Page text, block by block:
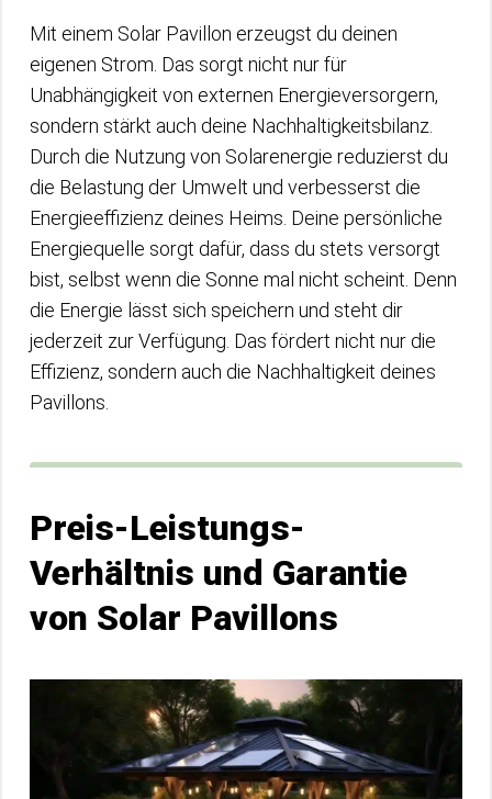
Mit einem Solar Pavillon erzeugst du deinen
eigenen Strom. Das sorgt nicht nur für
Unabhängigkeit von externen Energieversorgern,
sondern stärkt auch deine Nachhaltigkeitsbilanz.
Durch die Nutzung von Solarenergie reduzierst du
die Belastung der Umwelt und verbesserst die
Energieeffizienz deines Heims. Deine persönliche
Energiequelle sorgt dafür, dass du stets versorgt
bist, selbst wenn die Sonne mal nicht scheint. Denn
die Energie lässt sich speichern und steht dir
jederzeit zur Verfügung. Das fördert nicht nur die
Effizienz, sondern auch die Nachhaltigkeit deines
Pavillons.
Preis-Leistungs-
Verhältnis und Garantie
von Solar Pavillons